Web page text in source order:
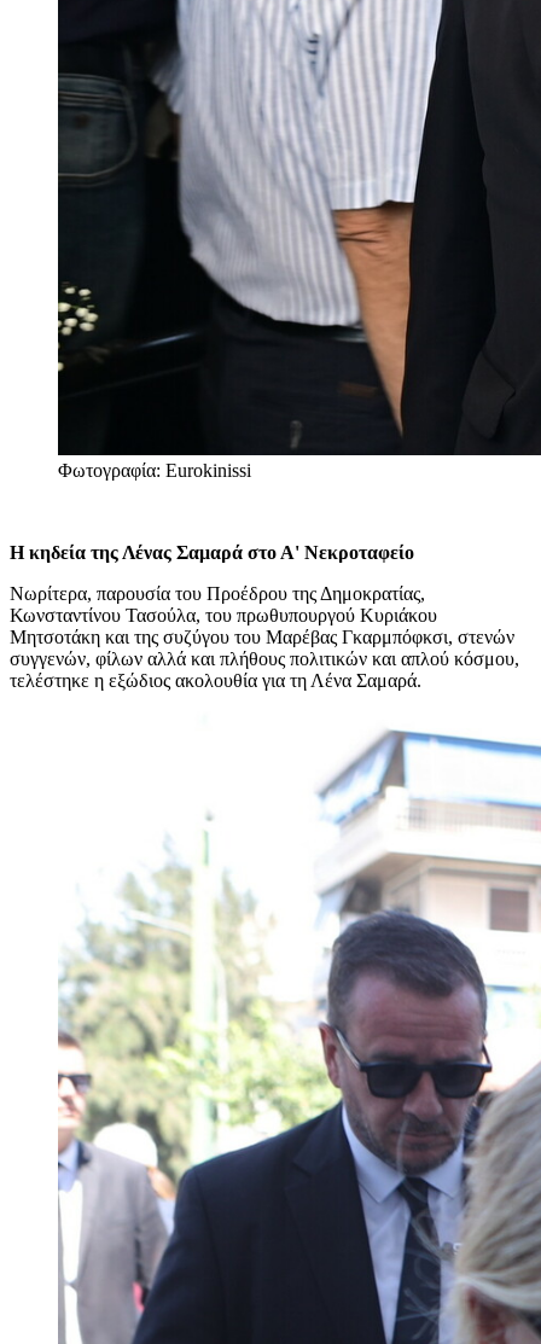
Φωτογραφία: Eurokinissi
Η κηδεία της Λένας Σαμαρά στο Α' Νεκροταφείο
Νωρίτερα, παρουσία του Προέδρου της Δημοκρατίας,
Κωνσταντίνου Τασούλα, του πρωθυπουργού Κυριάκου
Μητσοτάκη και της συζύγου του Μαρέβας Γκαρμπόφκσι, στενών
συγγενών, φίλων αλλά και πλήθους πολιτικών και απλού κόσμου,
τελέστηκε η εξώδιος ακολουθία για τη Λένα Σαμαρά.